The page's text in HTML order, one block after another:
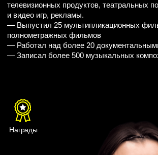
ПОМОЩНИК
РЕЖИССЁРА
Выпускник Актёрской Мастерской Ю. М. Цуркану. С 2014
года работал артистом в театрах «Русская Антреприза
имени Андрея Миронова» и «Театр-фестиваль Балтийский
Дом», работая с такими режиссерами как А. Яковлев, В.
Фурман, В. Милков-Товстоногов, Ю. Цуркану. С 2017 года —
педагог актерского курса в РГПУ им. Герцена (Мастерская
Ю. М. Цуркану). С 2020 года — студент ГИТИСа (Факультет
Музыкального Театра. до 2023 г. — Мастерская А. Л.